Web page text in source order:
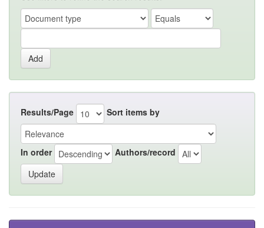
Results/Page Sort items by
In order Authors/record